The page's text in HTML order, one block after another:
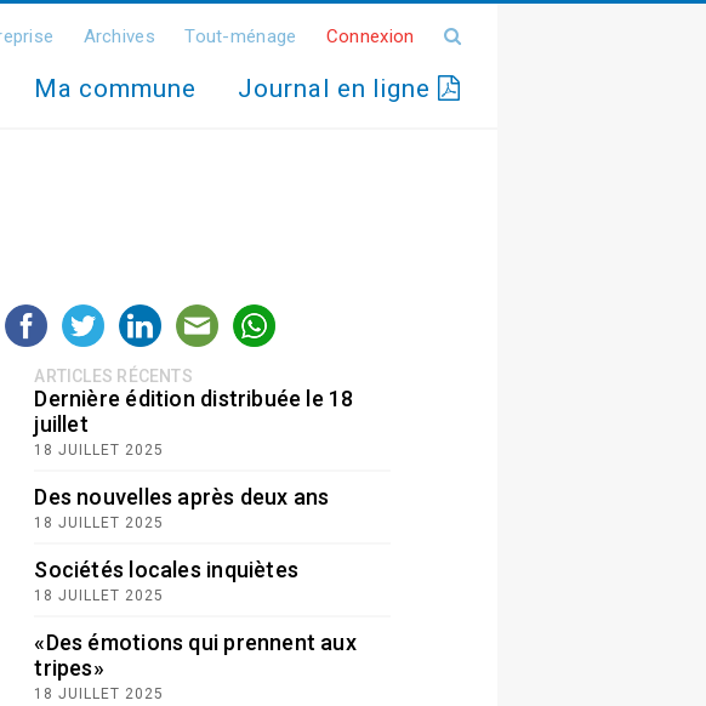
Archives Tout-ménage Connexion
Ma commune Journal en ligne
ARTICLES RÉCENTS
Dernière édition distribuée le 18
juillet
18 JUILLET 2025
Des nouvelles après deux ans
18 JUILLET 2025
Sociétés locales inquiètes
18 JUILLET 2025
«Des émotions qui prennent aux
tripes»
18 JUILLET 2025